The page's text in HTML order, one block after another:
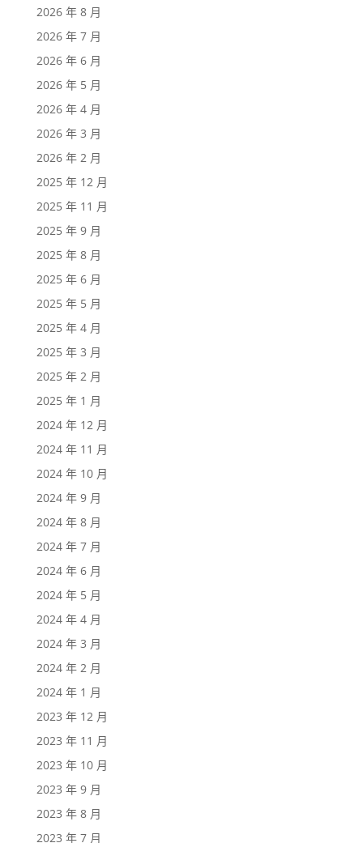
2026 年 8 月
2026 年 7 月
2026 年 6 月
2026 年 5 月
2026 年 4 月
2026 年 3 月
2026 年 2 月
2025 年 12 月
2025 年 11 月
2025 年 9 月
2025 年 8 月
2025 年 6 月
2025 年 5 月
2025 年 4 月
2025 年 3 月
2025 年 2 月
2025 年 1 月
2024 年 12 月
2024 年 11 月
2024 年 10 月
2024 年 9 月
2024 年 8 月
2024 年 7 月
2024 年 6 月
2024 年 5 月
2024 年 4 月
2024 年 3 月
2024 年 2 月
2024 年 1 月
2023 年 12 月
2023 年 11 月
2023 年 10 月
2023 年 9 月
2023 年 8 月
2023 年 7 月